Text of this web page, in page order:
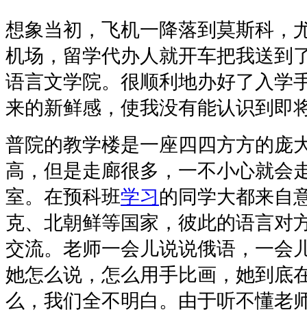
想象当初，飞机一降落到莫斯科，
机场，留学代办人就开车把我送到
语言文学院。很顺利地办好了入学
来的新鲜感，使我没有能认识到即
普院的教学楼是一座四四方方的庞
高，但是走廊很多，一不小心就会
室。在预科班学习的同学大都来自
克、北朝鲜等国家，彼此的语言对
交流。老师一会儿说说俄语，一会
她怎么说，怎么用手比画，她到底
么，我们全不明白。由于听不懂老